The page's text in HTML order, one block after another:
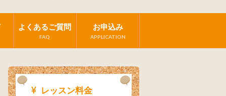
よくあるご質問
FAQ
お申込み
APPLICATION
レッスン料金